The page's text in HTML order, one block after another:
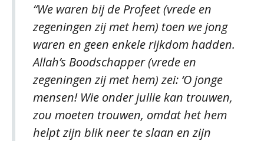
“We waren bij de Profeet (vrede en
zegeningen zij met hem) toen we jong
waren en geen enkele rijkdom hadden.
Allah’s Boodschapper (vrede en
zegeningen zij met hem) zei: ‘O jonge
mensen! Wie onder jullie kan trouwen,
zou moeten trouwen, omdat het hem
helpt zijn blik neer te slaan en zijn